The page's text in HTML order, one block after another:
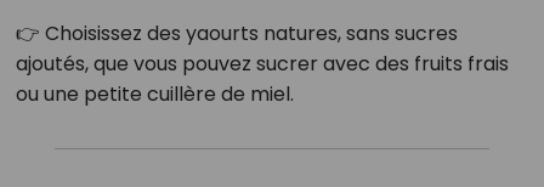
👉 Choisissez des yaourts natures, sans sucres
ajoutés, que vous pouvez sucrer avec des fruits frais
ou une petite cuillère de miel.